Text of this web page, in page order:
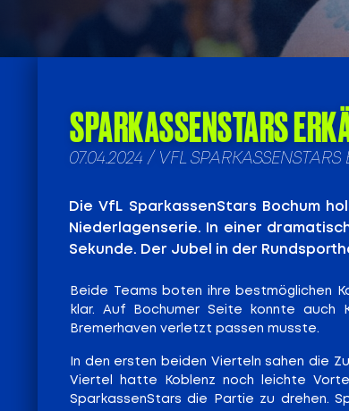
SPARKASSENSTARS
07.04.2024 / VFL
Die VfL SparkassenStars Bochum
Niederlagenserie. In einer
Sekunde. Der Jubel in der
Beide Teams boten ihre bestmöglichen
klar. Auf Bochumer Seite konnte auch
Bremerhaven verletzt passen musste.
In den ersten beiden Vierteln sahen die
Viertel hatte Koblenz noch leichte
SparkassenStars die Partie zu drehen.